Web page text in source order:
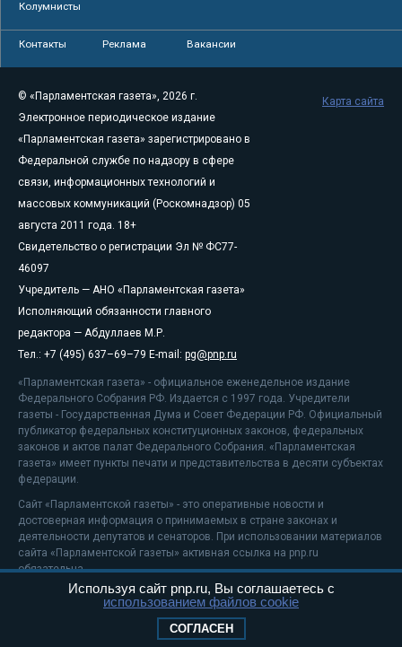
Колумнисты
Контакты Реклама Вакансии
© «Парламентская газета», 2026 г.
Электронное периодическое издание
«Парламентская газета» зарегистрировано в
Федеральной службе по надзору в сфере
связи, информационных технологий и
массовых коммуникаций (Роскомнадзор) 05
августа 2011 года. 18+
Свидетельство о регистрации Эл № ФС77-
46097
Учредитель — АНО «Парламентская газета»
Исполняющий обязанности главного
редактора — Абдуллаев М.Р.
Тел.: +7 (495) 637–69–79 E-mail: pg@pnp.ru
«Парламентская газета» - официальное еженедельное издание
Федерального Собрания РФ. Издается с 1997 года. Учредители
газеты - Государственная Дума и Совет Федерации РФ. Официальный
публикатор федеральных конституционных законов, федеральных
законов и актов палат Федерального Собрания. «Парламентская
газета» имеет пункты печати и представительства в десяти субъектах
федерации.
Сайт «Парламентской газеты» - это оперативные новости и
достоверная информация о принимаемых в стране законах и
деятельности депутатов и сенаторов. При использовании материалов
сайта «Парламентской газеты» активная ссылка на pnp.ru
обязательна.
На информационном ресурсе применяютсярекомендательные
Положение о защите персональных данных
Карта сайта
Используя сайт pnp.ru, Вы соглашаетесь с
использованием файлов cookie
СОГЛАСЕН